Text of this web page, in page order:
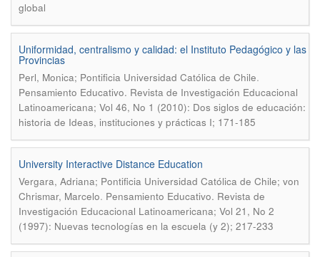
global
Uniformidad, centralismo y calidad: el Instituto Pedagógico y las
Provincias
Perl, Monica; Pontificia Universidad Católica de Chile.
Pensamiento Educativo. Revista de Investigación Educacional
Latinoamericana; Vol 46, No 1 (2010): Dos siglos de educación:
historia de Ideas, instituciones y prácticas I; 171-185
University Interactive Distance Education
Vergara, Adriana; Pontificia Universidad Católica de Chile; von
Chrismar, Marcelo. Pensamiento Educativo. Revista de
Investigación Educacional Latinoamericana; Vol 21, No 2
(1997): Nuevas tecnologías en la escuela (y 2); 217-233